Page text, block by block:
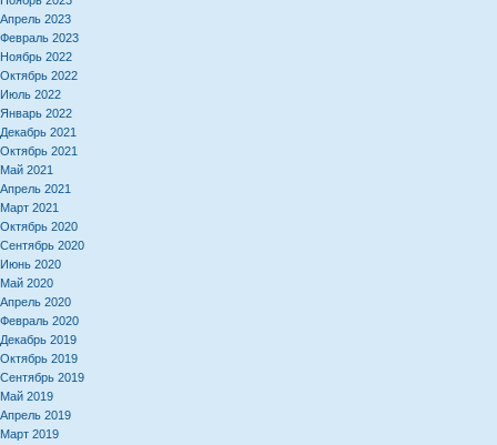
Апрель 2023
Февраль 2023
Ноябрь 2022
Октябрь 2022
Июль 2022
Январь 2022
Декабрь 2021
Октябрь 2021
Май 2021
Апрель 2021
Март 2021
Октябрь 2020
Сентябрь 2020
Июнь 2020
Май 2020
Апрель 2020
Февраль 2020
Декабрь 2019
Октябрь 2019
Сентябрь 2019
Май 2019
Апрель 2019
Март 2019